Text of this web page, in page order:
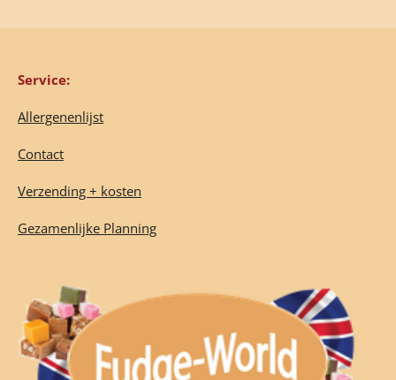
Service:
Allergenenlijst
Contact
Verzending + kosten
Gezamenlijke Planning